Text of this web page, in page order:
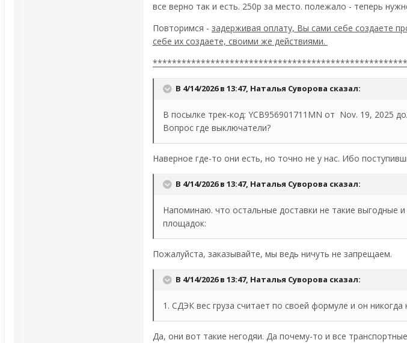
все верно так и есть. 250р за место. полежало - теперь
Повторимся - задерживая оплату, Вы сами себе создаете
себе их создаете, своими же действиями.
В 4/14/2026 в 13:47, Наталья Суворова сказал:
В посылке трек-код: YCB956901711MN от Nov. 19, 2025
Вопрос где выключатели?
Наверное где-то они есть, но точно не у нас. Ибо
В 4/14/2026 в 13:47, Наталья Суворова сказал:
Напоминаю. что остальные доставки не такие выгодные
площадок:
Пожалуйста, заказывайте, мы ведь ничуть не запрещаем.
В 4/14/2026 в 13:47, Наталья Суворова сказал:
1. СДЭК вес груза считает по своей формуле и он
Да, они вот такие негодяи. Да почему-то и все